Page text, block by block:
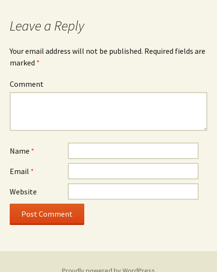
Leave a Reply
Your email address will not be published. Required fields are
marked *
Comment
Name *
Email *
Website